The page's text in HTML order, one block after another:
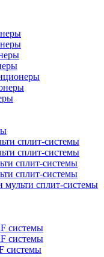
сплит-системы
сплит-системы
сплит-системы
сплит-системы
мульти сплит-системы
системы
системы
системы